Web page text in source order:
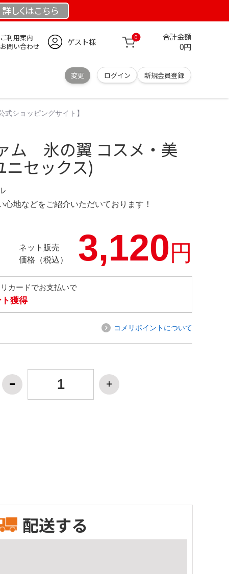
詳しくはこちら
ご利用案内
お問い合わせ
ゲスト様 0 合計金額
0円
変更 ログイン 新規会員登録
ショッピングサイト】
ム 氷の翼 コスメ・美
ニセックス)
心地などをご紹介いただいております！
ネット販売
価格（税込）
3,120円
カードでお支払いで
獲得
コメリポイントについて
配送する